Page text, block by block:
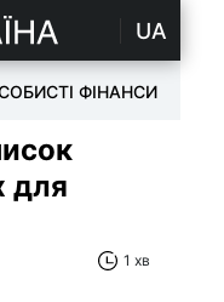
UA
ФІНАНСИ
для
1 хв